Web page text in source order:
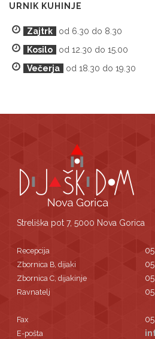
URNIK KUHINJE
Zajtrk
od 6.30 do 8.30
Kosilo
od 12.30 do 15.00
Večerja
od 18.30 do 19.30
Streliška pot 7, 5000 Nova Gorica
Recepcija
Zbornica B, dijaki
Zbornica C, dijakinje
Ravnatelj
Fax
E-pošta